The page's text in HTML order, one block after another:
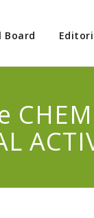
Board